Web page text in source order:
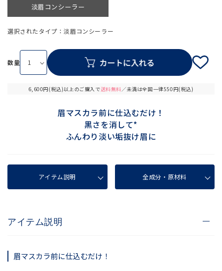
6,600円(税込)以上のご購入で送料無料／未満は全国一律550円(税込)
淡眉コンシーラー
選択されたタイプ：淡眉コンシーラー
数量
眉マスカラ前に仕込むだけ！
黒さを消して*
ふんわり淡い垢抜け眉に
アイテム説明 全成分・原材料
アイテム説明
眉マスカラ前に仕込むだけ！